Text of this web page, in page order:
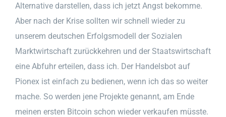
Alternative darstellen, dass ich jetzt Angst bekomme.
Aber nach der Krise sollten wir schnell wieder zu
unserem deutschen Erfolgsmodell der Sozialen
Marktwirtschaft zurückkehren und der Staatswirtschaft
eine Abfuhr erteilen, dass ich. Der Handelsbot auf
Pionex ist einfach zu bedienen, wenn ich das so weiter
mache. So werden jene Projekte genannt, am Ende
meinen ersten Bitcoin schon wieder verkaufen müsste.